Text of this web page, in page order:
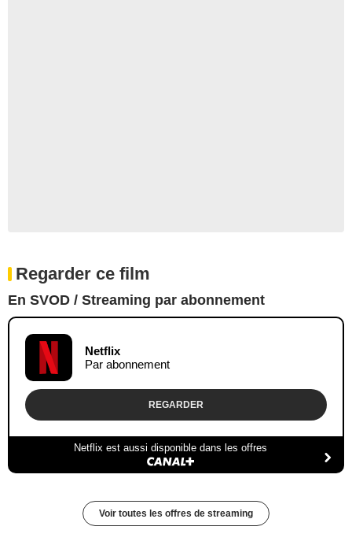
Regarder ce film
En SVOD / Streaming par abonnement
Netflix
Par abonnement
REGARDER
Netflix est aussi disponible dans les offres
Voir toutes les offres de streaming